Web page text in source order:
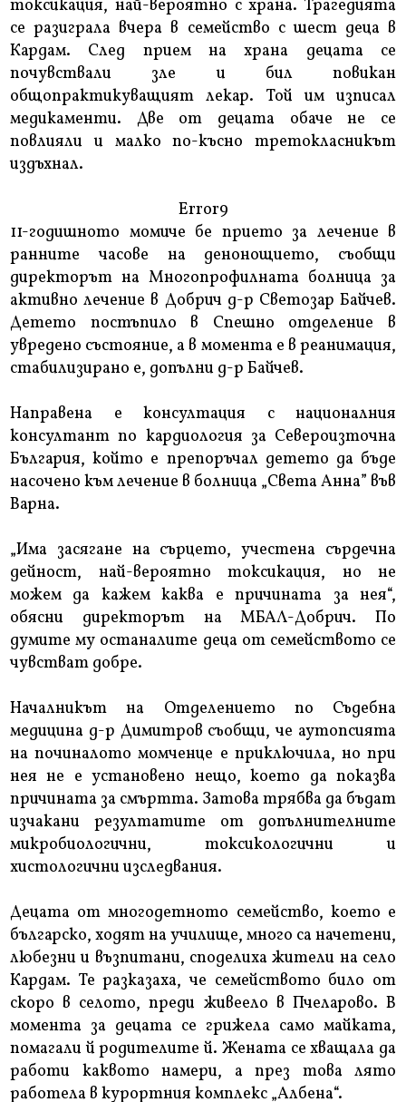
токсикация, най-вероятно с храна. Трагедията
се разиграла вчера в семейство с шест деца в
Кардам. След прием на храна децата се
почувствали зле и бил повикан
общопрактикуващият лекар. Той им изписал
медикаменти. Две от децата обаче не се
повлияли и малко по-късно третокласникът
издъхнал.
Error9
11-годишното момиче бе прието за лечение в
ранните часове на денонощието, съобщи
директорът на Многопрофилната болница за
активно лечение в Добрич д-р Светозар Байчев.
Детето постъпило в Спешно отделение в
увредено състояние, а в момента е в реанимация,
стабилизирано е, допълни д-р Байчев.
Направена е консултация с националния
консултант по кардиология за Североизточна
България, който е препоръчал детето да бъде
насочено към лечение в болница „Света Анна” във
Варна.
„Има засягане на сърцето, учестена сърдечна
дейност, най-вероятно токсикация, но не
можем да кажем каква е причината за нея“,
обясни директорът на МБАЛ-Добрич. По
думите му останалите деца от семейството се
чувстват добре.
Началникът на Отделението по Съдебна
медицина д-р Димитров съобщи, че аутопсията
на починалото момченце е приключила, но при
нея не е установено нещо, което да показва
причината за смъртта. Затова трябва да бъдат
изчакани резултатите от допълнителните
микробиологични, токсикологични и
хистологични изследвания.
Децата от многодетното семейство, което е
българско, ходят на училище, много са начетени,
любезни и възпитани, споделиха жители на село
Кардам. Те разказаха, че семейството било от
скоро в селото, преди живеело в Пчеларово. В
момента за децата се грижела само майката,
помагали й родителите й. Жената се хващала да
работи каквото намери, а през това лято
работела в курортния комплекс „Албена“.